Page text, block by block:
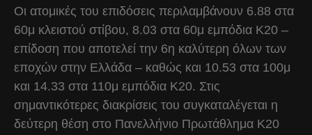
Οι ατομικές του επιδόσεις περιλαμβάνουν 6.88 στα
60μ κλειστού στίβου, 8.03 στα 60μ εμπόδια Κ20 –
επίδοση που αποτελεί την 6η καλύτερη όλων των
εποχών στην Ελλάδα – καθώς και 10.53 στα 100μ
και 14.33 στα 110μ εμπόδια Κ20. Στις
σημαντικότερες διακρίσεις του συγκαταλέγεται η
δεύτερη θέση στο Πανελλήνιο Πρωτάθλημα Κ20